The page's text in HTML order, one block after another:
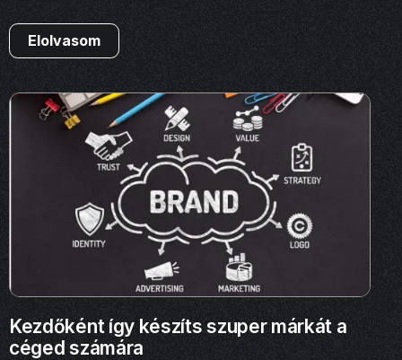
Elolvasom
Kezdőként így készíts szuper márkát a
céged számára